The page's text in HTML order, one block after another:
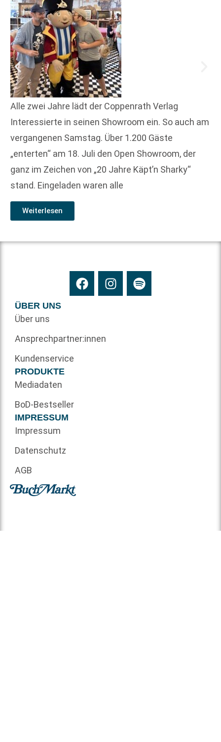
Alle zwei Jahre lädt der Coppenrath Verlag
Interessierte in seinen Showroom ein. So auch am
vergangenen Samstag. Über 1.200 Gäste
„enterten“ am 18. Juli den Open Showroom, der
ganz im Zeichen von „20 Jahre Käpt’n Sharky“
stand. Eingeladen waren alle
Weiterlesen
ÜBER UNS
Über uns
Ansprechpartner:innen
Kundenservice
PRODUKTE
Mediadaten
BoD-Bestseller
IMPRESSUM
Impressum
Datenschutz
AGB